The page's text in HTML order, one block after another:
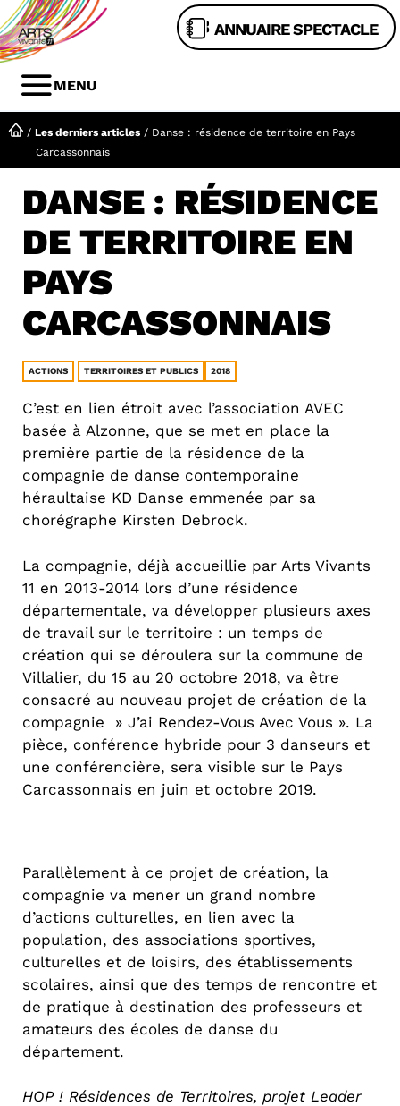
Aller
au
contenu
ANNUAIRE SPECTACLE
MENU
MENU
/ Les derniers articles / Danse : résidence de territoire en Pays
Carcassonnais
DANSE : RÉSIDENCE
DE TERRITOIRE EN
PAYS
CARCASSONNAIS
ACTIONS TERRITOIRES ET PUBLICS 2018
C’est en lien étroit avec l’association AVEC
basée à Alzonne, que se met en place la
première partie de la résidence de la
compagnie de danse contemporaine
héraultaise KD Danse emmenée par sa
chorégraphe Kirsten Debrock.
La compagnie, déjà accueillie par Arts Vivants
11 en 2013-2014 lors d’une résidence
départementale, va développer plusieurs axes
de travail sur le territoire : un temps de
création qui se déroulera sur la commune de
Villalier, du 15 au 20 octobre 2018, va être
consacré au nouveau projet de création de la
compagnie » J’ai Rendez-Vous Avec Vous ». La
pièce, conférence hybride pour 3 danseurs et
une conférencière, sera visible sur le Pays
Carcassonnais en juin et octobre 2019.
Parallèlement à ce projet de création, la
compagnie va mener un grand nombre
d’actions culturelles, en lien avec la
population, des associations sportives,
culturelles et de loisirs, des établissements
scolaires, ainsi que des temps de rencontre et
de pratique à destination des professeurs et
amateurs des écoles de danse du
département.
HOP ! Résidences de Territoires, projet Leader